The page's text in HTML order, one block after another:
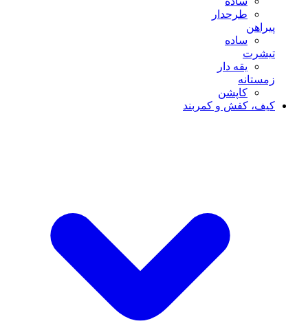
طرحدار
پیراهن
ساده
تیشرت
یقه دار
زمستانه
کاپشن
کیف، کفش و کمربند